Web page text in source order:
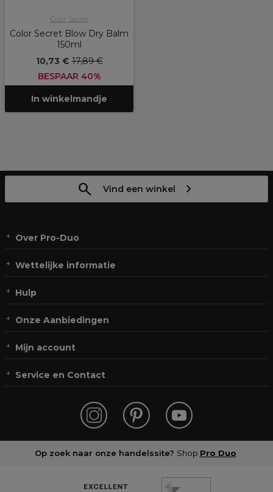
Color Secret
Color Secret Blow Dry Balm
150ml
10,73 €17,89 €
BESPAAR 40%
In winkelmandje
Vind een winkel
Over Pro-Duo
Wettelijke informatie
Hulp
Onze Aanbiedingen
Mijn account
Service en Contact
Op zoek naar onze handelssite? Shop Pro Duo